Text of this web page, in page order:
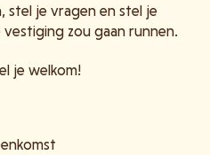
stel je vragen en stel je
zou gaan runnen.
je welkom!